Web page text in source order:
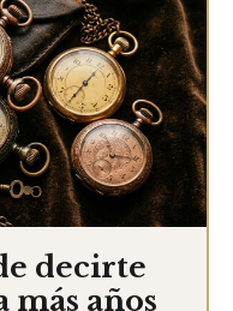
decirte
más años